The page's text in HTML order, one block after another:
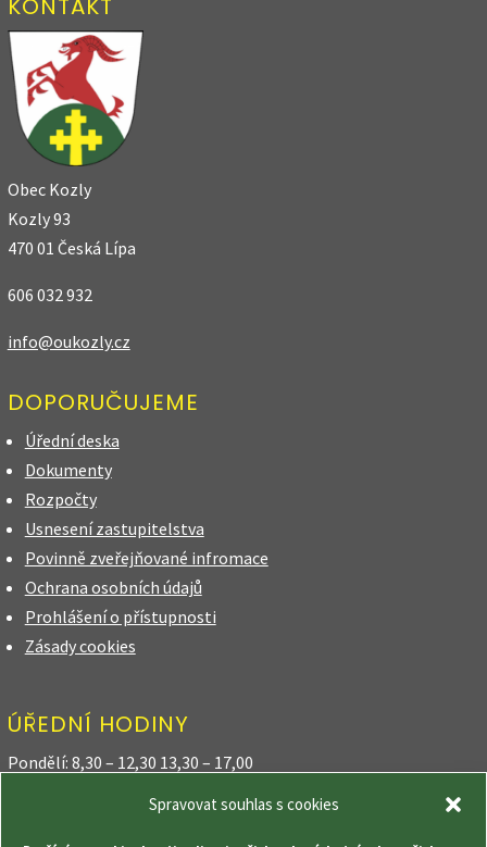
Spravovat souhlas s cookies
KONTAKT
Obec Kozly
Kozly 93
470 01 Česká Lípa
606 032 932
info@oukozly.cz
DOPORUČUJEME
Úřední deska
Dokumenty
Rozpočty
Usnesení zastupitelstva
Povinně zveřejňované infromace
Ochrana osobních údajů
Prohlášení o přístupnosti
Zásady cookies
ÚŘEDNÍ HODINY
Pondělí: 8,30 – 12,30 13,30 – 17,00